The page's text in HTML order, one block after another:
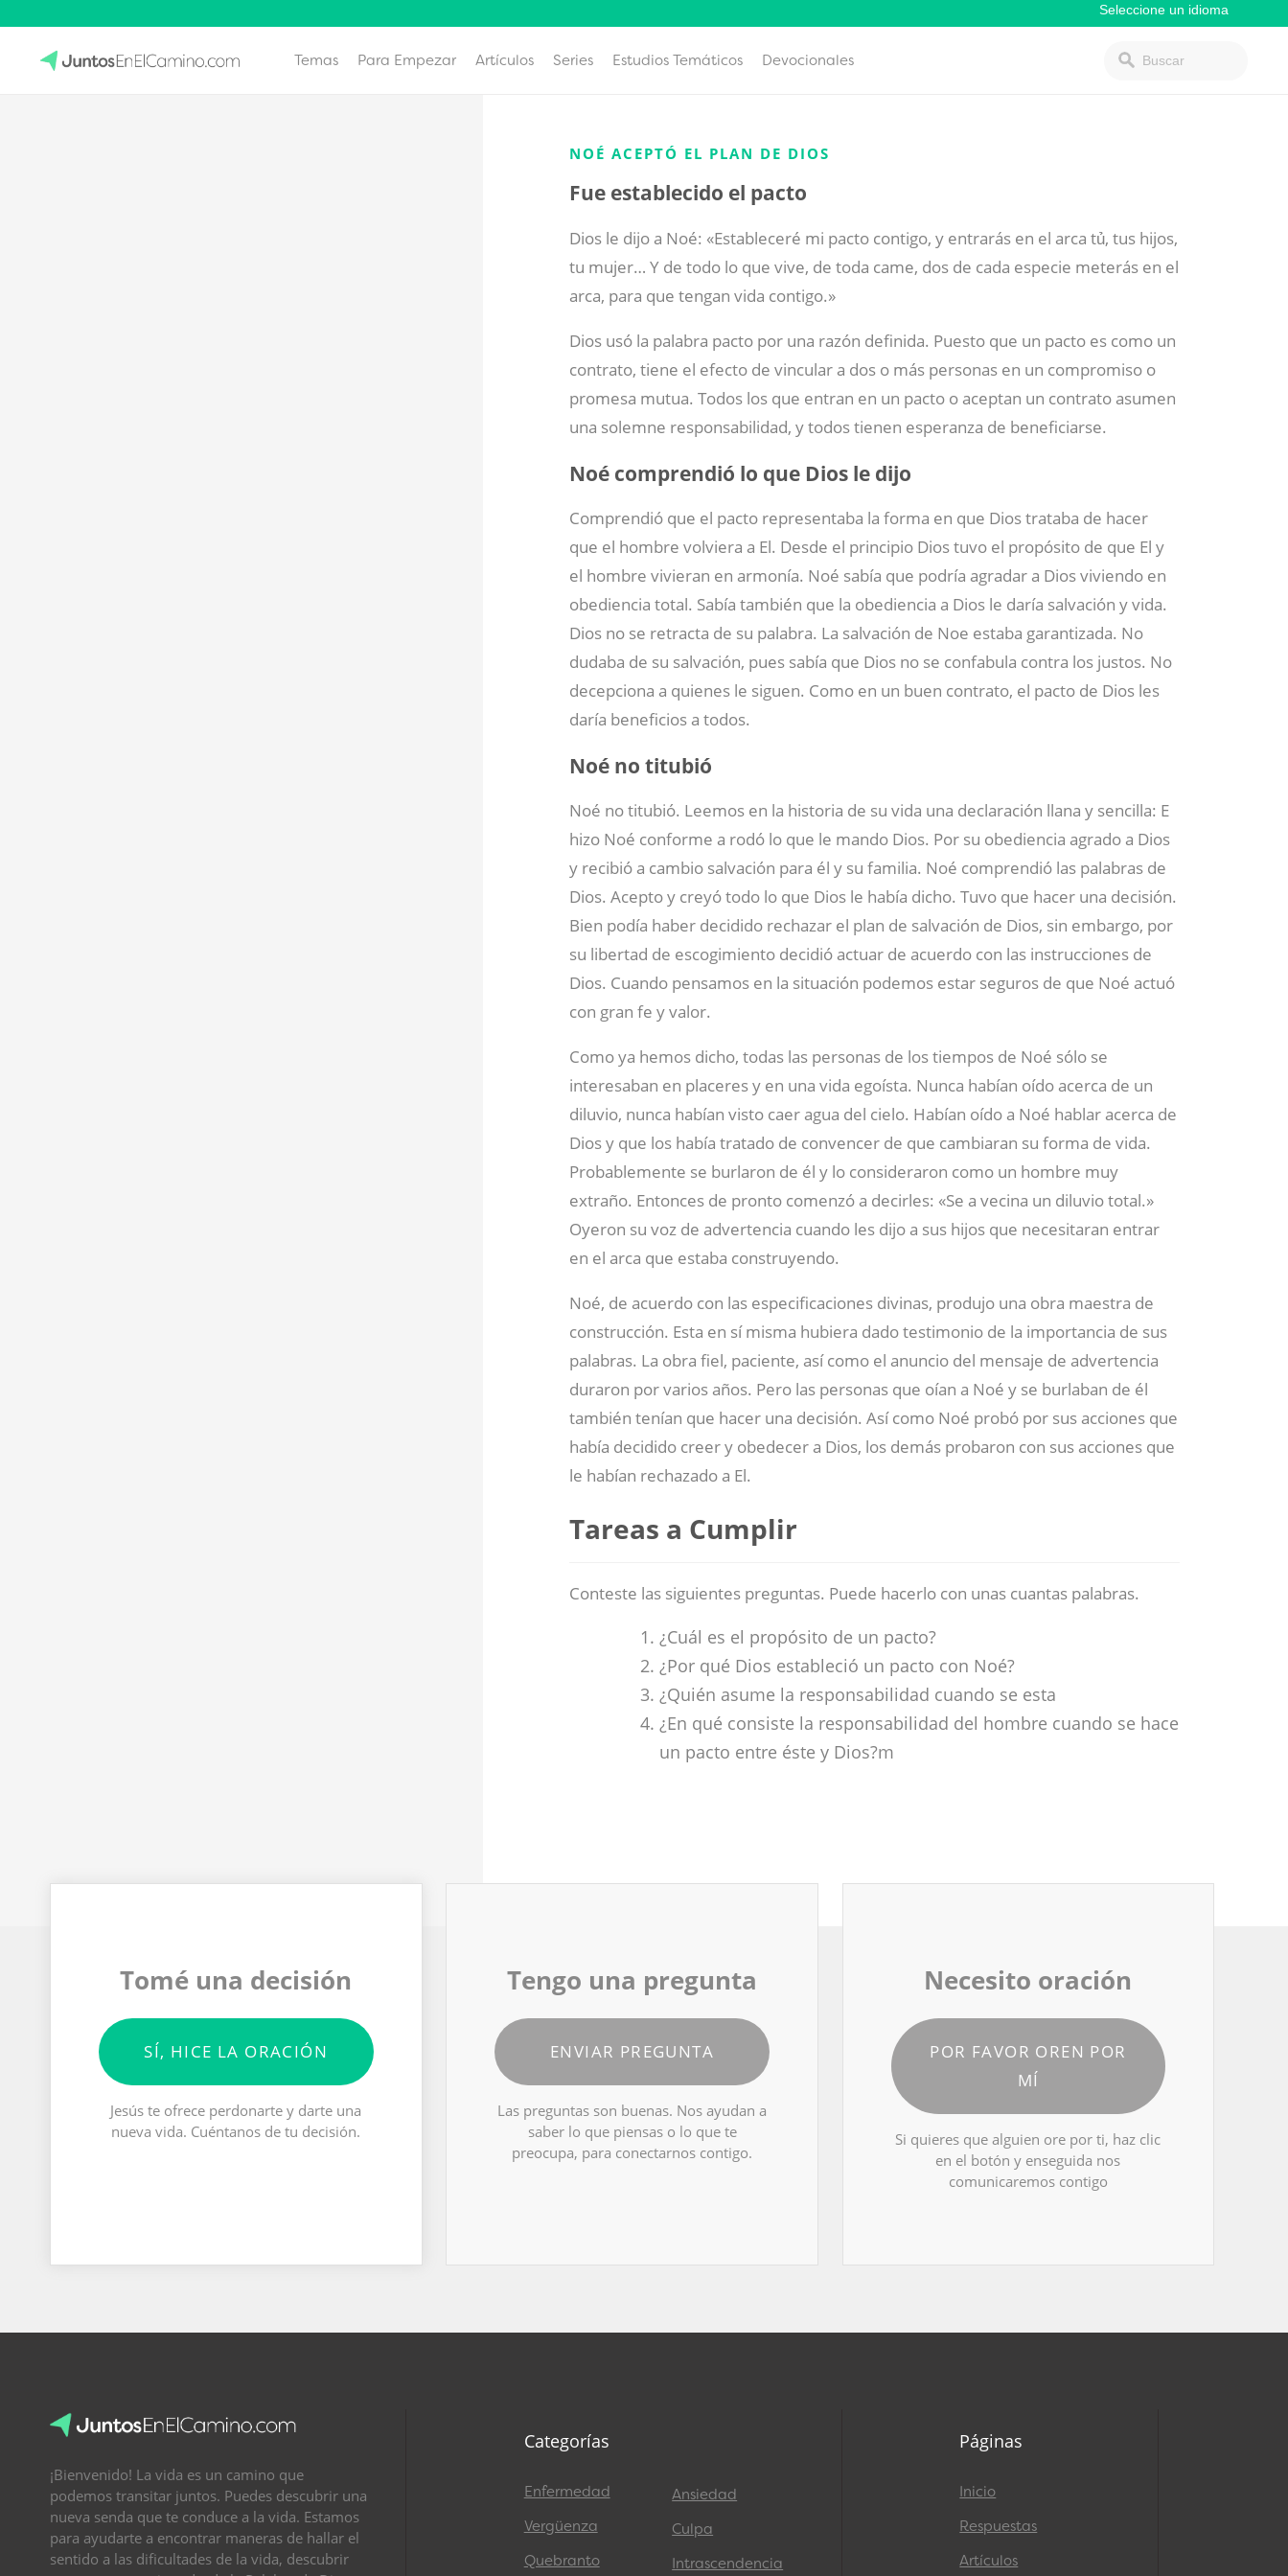
Temas Para Empezar Artículos Series Estudios Temáticos Devocionales
NOÉ ACEPTÓ EL PLAN DE DIOS
Fue establecido el pacto
Dios le dijo a Noé: «Estableceré mi pacto contigo, y entrarás en el arca tủ, tus hijos,
tu mujer… Y de todo lo que vive, de toda came, dos de cada especie meterás en el
arca, para que tengan vida contigo.»
Dios usó la palabra pacto por una razón definida. Puesto que un pacto es como un
contrato, tiene el efecto de vincular a dos o más personas en un compromiso o
promesa mutua. Todos los que entran en un pacto o aceptan un contrato asumen
una solemne responsabilidad, y todos tienen esperanza de beneficiarse.
Noé comprendió lo que Dios le dijo
Comprendió que el pacto representaba la forma en que Dios trataba de hacer
que el hombre volviera a El. Desde el principio Dios tuvo el propósito de que El y
el hombre vivieran en armonía. Noé sabía que podría agradar a Dios viviendo en
obediencia total. Sabía también que la obediencia a Dios le daría salvación y vida.
Dios no se retracta de su palabra. La salvación de Noe estaba garantizada. No
dudaba de su salvación, pues sabía que Dios no se confabula contra los justos. No
decepciona a quienes le siguen. Como en un buen contrato, el pacto de Dios les
daría beneficios a todos.
Noé no titubió
Noé no titubió. Leemos en la historia de su vida una declaración llana y sencilla: E
hizo Noé conforme a rodó lo que le mando Dios. Por su obediencia agrado a Dios
y recibió a cambio salvación para él y su familia. Noé comprendió las palabras de
Dios. Acepto y creyó todo lo que Dios le había dicho. Tuvo que hacer una decisión.
Bien podía haber decidido rechazar el plan de salvación de Dios, sin embargo, por
su libertad de escogimiento decidió actuar de acuerdo con las instrucciones de
Dios. Cuando pensamos en la situación podemos estar seguros de que Noé actuó
con gran fe y valor.
Como ya hemos dicho, todas las personas de los tiempos de Noé sólo se
interesaban en placeres y en una vida egoísta. Nunca habían oído acerca de un
diluvio, nunca habían visto caer agua del cielo. Habían oído a Noé hablar acerca de
Dios y que los había tratado de convencer de que cambiaran su forma de vida.
Probablemente se burlaron de él y lo consideraron como un hombre muy
extraño. Entonces de pronto comenzó a decirles: «Se a vecina un diluvio total.»
Oyeron su voz de advertencia cuando les dijo a sus hijos que necesitaran entrar
en el arca que estaba construyendo.
Noé, de acuerdo con las especificaciones divinas, produjo una obra maestra de
construcción. Esta en sí misma hubiera dado testimonio de la importancia de sus
palabras. La obra fiel, paciente, así como el anuncio del mensaje de advertencia
duraron por varios años. Pero las personas que oían a Noé y se burlaban de él
también tenían que hacer una decisión. Así como Noé probó por sus acciones que
había decidido creer y obedecer a Dios, los demás probaron con sus acciones que
le habían rechazado a El.
Tareas a Cumplir
Conteste las siguientes preguntas. Puede hacerlo con unas cuantas palabras.
¿Cuál es el propósito de un pacto?
¿Por qué Dios estableció un pacto con Noé?
¿Quién asume la responsabilidad cuando se esta
¿En qué consiste la responsabilidad del hombre cuando se hace
un pacto entre éste y Dios?m
Tomé una decisión
SÍ, HICE LA ORACIÓN
Jesús te ofrece perdonarte y darte una
nueva vida. Cuéntanos de tu decisión.
Tengo una pregunta
ENVIAR PREGUNTA
Las preguntas son buenas. Nos ayudan a
saber lo que piensas o lo que te
preocupa, para conectarnos contigo.
Necesito oración
POR FAVOR OREN POR
MÍ
Si quieres que alguien ore por ti, haz clic
en el botón y enseguida nos
comunicaremos contigo
¡Bienvenido! La vida es un camino que
podemos transitar juntos. Puedes descubrir una
nueva senda que te conduce a la vida. Estamos
para ayudarte a encontrar maneras de hallar el
sentido a las dificultades de la vida, descubrir
Categorías
Enfermedad
Vergüenza
Quebranto
Ansiedad
Culpa
Intrascendencia
Páginas
Inicio
Respuestas
Artículos